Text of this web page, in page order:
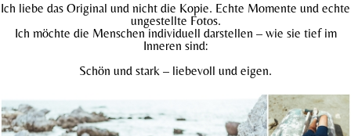
Ich liebe das Original und nicht die Kopie. Echte Momente und echte
ungestellte Fotos.
Ich möchte die Menschen individuell darstellen – wie sie tief im
Inneren sind:
Schön und stark – liebevoll und eigen.